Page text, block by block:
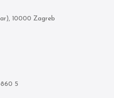
10000 Zagreb
5